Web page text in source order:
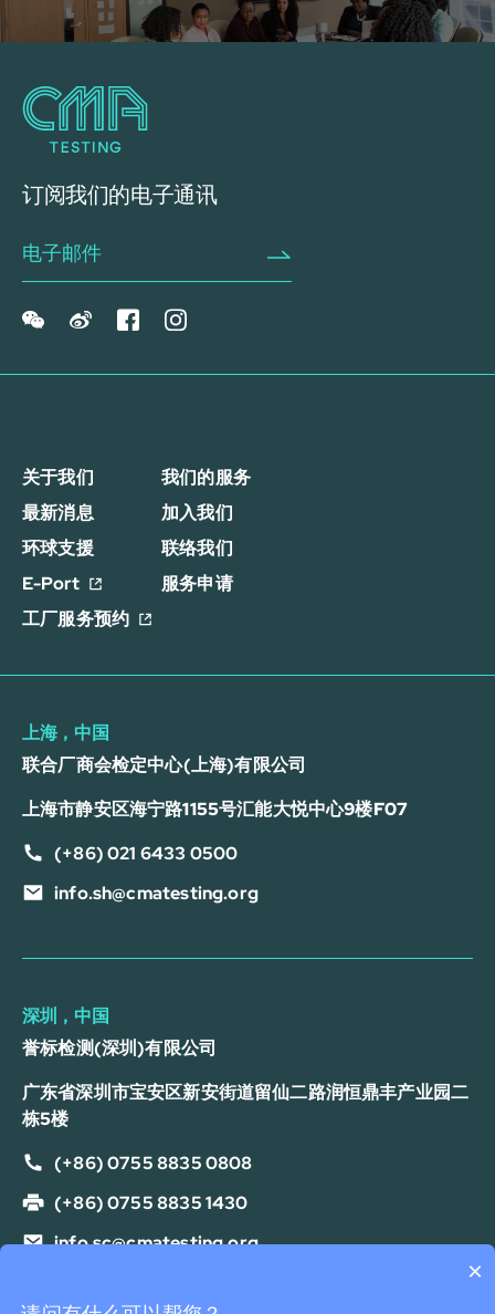
订阅我们的电子通讯
关于我们
我们的服务
最新消息
加入我们
环球支援
联络我们
E-Port
服务申请
工厂服务预约
上海，中国
联合厂商会检定中心(上海)有限公司
上海市静安区海宁路1155号汇能大悦中心9楼F07
(+86) 021 6433 0500
info.sh@cmatesting.org
深圳，中国
誉标检测(深圳)有限公司
广东省深圳市宝安区新安街道留仙二路润恒鼎丰产业园二
栋5楼
(+86) 0755 8835 0808
(+86) 0755 8835 1430
info.sc@cmatesting.org
隐私政策 Cookie 政策 服务条款
×